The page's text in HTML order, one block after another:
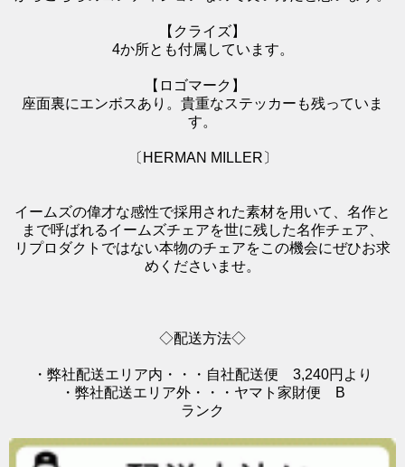
【クライズ】
4か所とも付属しています。
【ロゴマーク】
座面裏にエンボスあり。貴重なステッカーも残っていま
す。
〔HERMAN MILLER〕
イームズの偉才な感性で採用された素材を用いて、名作と
まで呼ばれるイームズチェアを世に残した名作チェア、
リプロダクトではない本物のチェアをこの機会にぜひお求
めくださいませ。
◇配送方法◇
・弊社配送エリア内・・・自社配送便 3,240円より
・弊社配送エリア外・・・ヤマト家財便 B
ランク